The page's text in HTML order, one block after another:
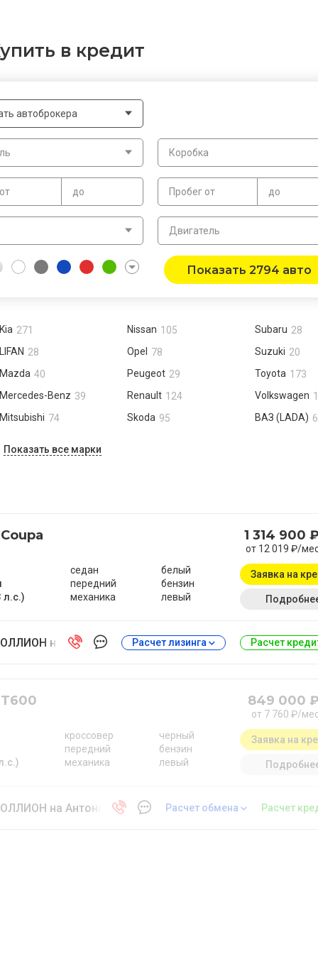
в кредит
автоброкера
Коробка
до Пробег от до
Двигатель
Показать 2794 авто
Kia 271
LIFAN 28
Mazda 40
Mercedes-Benz 39
Mitsubishi 74
Nissan 105
Opel
78
Peugeot 29
Renault 124
Skoda 95
Subaru 28
Suzuki 20
Toyota 173
Volkswagen
ВАЗ (LADA)
Показать все марки
1 314 900
от 12 019 ₽/
л.с.)
седан
передний
механика
белый
бензин
левый
Заявка на
на Антонова-Овсеенко
Расчет лизинга Расчет
849 000
от 7 760 ₽/
кроссовер
передний
механика
черный
бензин
левый
Заявка на
на Антонова-ОвсеенкоРасчет обмена Расчет